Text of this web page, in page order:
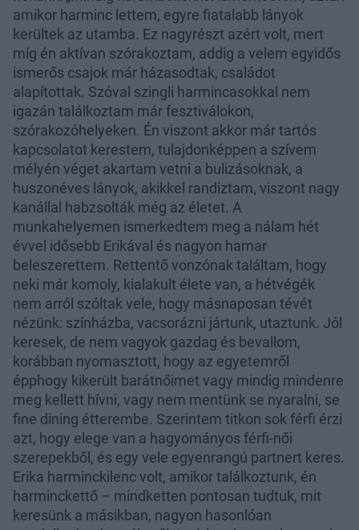
amikor harminc lettem, egyre fiatalabb lányok
kerültek az utamba. Ez nagyrészt azért volt, mert
míg én aktívan szórakoztam, addig a velem egyidős
ismerős csajok már házasodtak, családot
alapítottak. Szóval szingli harmincasokkal nem
igazán találkoztam már fesztiválokon,
szórakozóhelyeken. Én viszont akkor már tartós
kapcsolatot kerestem, tulajdonképpen a szívem
mélyén véget akartam vetni a bulizásoknak, a
huszonéves lányok, akikkel randiztam, viszont nagy
kanállal habzsolták még az életet. A
munkahelyemen ismerkedtem meg a nálam hét
évvel idősebb Erikával és nagyon hamar
beleszerettem. Rettentő vonzónak találtam, hogy
neki már komoly, kialakult élete van, a hétvégék
nem arról szóltak vele, hogy másnaposan tévét
nézünk: színházba, vacsorázni jártunk, utaztunk. Jól
keresek, de nem vagyok gazdag és bevallom,
korábban nyomasztott, hogy az egyetemről
épphogy kikerült barátnőimet vagy mindig mindenre
meg kellett hívni, vagy nem mentünk se nyaralni, se
fine dining étterembe. Szerintem titkon sok férfi érzi
azt, hogy elege van a hagyományos férfi-női
szerepekből, és egy vele egyenrangú partnert keres.
Erika harminckilenc volt, amikor találkoztunk, én
harminckettő – mindketten pontosan tudtuk, mit
keresünk a másikban, nagyon hasonlóan